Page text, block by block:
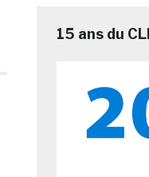
15 ans du